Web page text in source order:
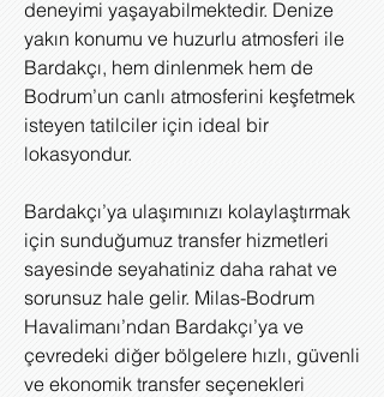
deneyimi yaşayabilmektedir. Denize
yakın konumu ve huzurlu atmosferi ile
Bardakçı, hem dinlenmek hem de
Bodrum’un canlı atmosferini keşfetmek
isteyen tatilciler için ideal bir
lokasyondur.
Bardakçı’ya ulaşımınızı kolaylaştırmak
için sunduğumuz transfer hizmetleri
sayesinde seyahatiniz daha rahat ve
sorunsuz hale gelir. Milas-Bodrum
Havalimanı’ndan Bardakçı’ya ve
çevredeki diğer bölgelere hızlı, güvenli
ve ekonomik transfer seçenekleri